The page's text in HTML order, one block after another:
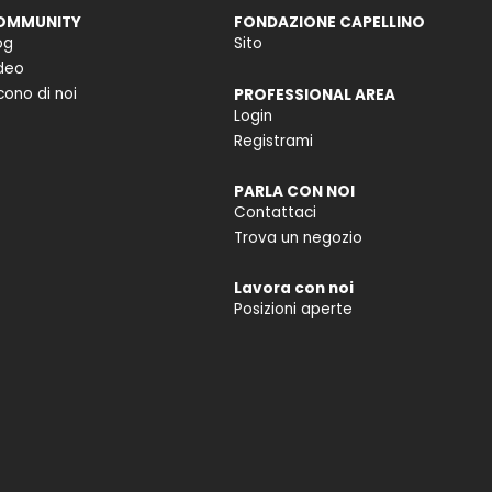
di noi
FONDAZIONE CAPELLINO
Sito
PROFESSIONAL AREA
Login
Registrami
PARLA CON NOI
Contattaci
Trova un negozio
Lavora con noi
Posizioni aperte